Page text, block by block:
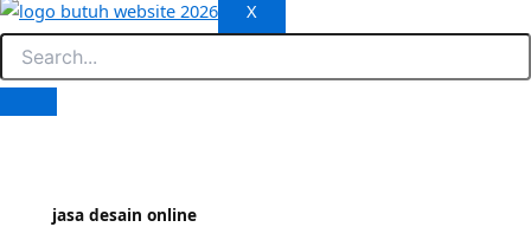
X
jasa desain online